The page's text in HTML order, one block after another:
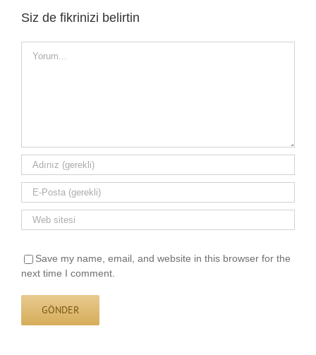
Siz de fikrinizi belirtin
Save my name, email, and website in this browser for the
next time I comment.